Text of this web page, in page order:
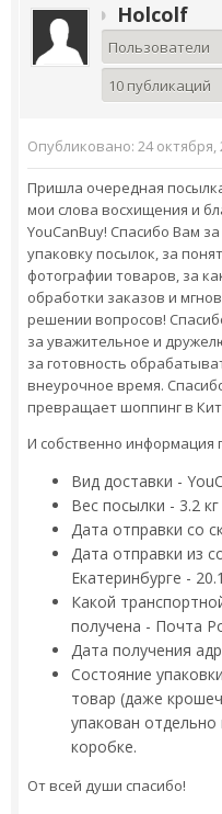
Holcolf
Пользователи
10 публикаций
Опубликовано: 24 октября,
Пришла очередная
мои слова восхищения и
YouCanBuy! Спасибо Вам
упаковку посылок, за
фотографии товаров, за
обработки заказов и
решении вопросов!
за уважительное и
за готовность
внеурочное время.
превращает шоппинг в
И собственно информация
Вид доставки -
Вес посылки - 3.2 кг
Дата отправки со
Дата отправки из
Екатеринбурге -
Какой
получена - Почта
Дата получения
Состояние
товар (даже
упакован отдельно
коробке.
От всей души спасибо!